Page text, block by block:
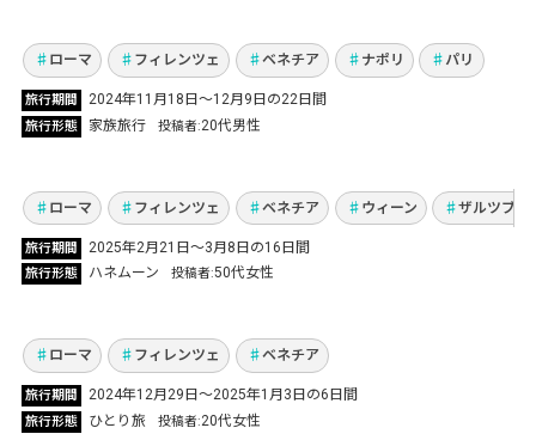
Vol.1207
ローマ フィレンツェ ベネチア ナポリ パリ
旅行期間 2024年11月18日～12月9日の22日間
旅行形態 家族旅行 投稿者 20代男性
Vol.1201
各地で音楽と芸術、グルメを満喫し、旧友との
再会も！ブダペスト、ウィーン、ザルツブル
ローマ フィレンツェ ベネチア ウィーン ザルツブル
旅行期間 2025年2月21日〜3月8日の16日間
旅行形態 ハネムーン 投稿者 50代女性
Vol.1167
中学時代からの夢を実現！べネチア、フィレン
ローマ フィレンツェ ベネチア
旅行期間 2024年12月29日〜2025年1月3日の6日間
旅行形態 ひとり旅 投稿者 20代女性
ローマ・フィレンツェ・ベネチア拠点にポンペ
イ＆ピサも観光！クリスマス～年末をイタリア